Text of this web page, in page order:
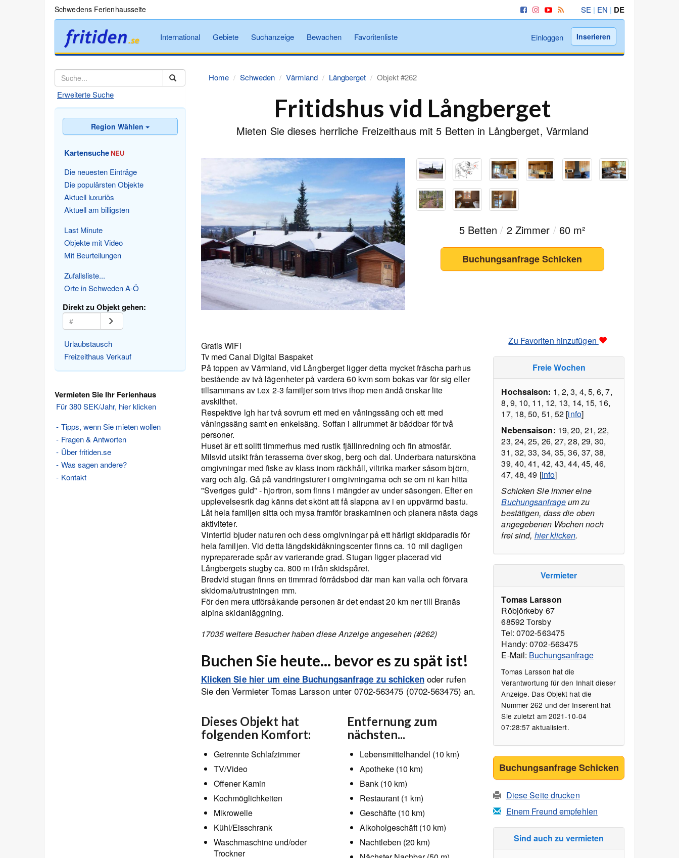
Schwedens Ferienhausseite SE | EN | DE
International Gebiete Suchanzeige Bewachen Favoritenliste Einloggen Inserieren
Erweiterte Suche
Region Wählen
KartensucheNEU
Die neuesten Einträge
Die populärsten Objekte
Aktuell luxuriös
Aktuell am billigsten
Last Minute
Objekte mit Video
Mit Beurteilungen
Zufallsliste...
Orte in Schweden A-Ö
Direkt zu Objekt gehen:
Urlaubstausch
Freizeithaus Verkauf
Vermieten Sie Ihr Ferienhaus
Für 380 SEK/Jahr, hier klicken
Tipps, wenn Sie mieten wollen
Fragen & Antworten
Über fritiden.se
Was sagen andere?
Kontakt
Home Schweden Värmland Långberget Objekt #262
Fritidshus vid Långberget
Mieten Sie dieses herrliche Freizeithaus mit 5 Betten in Långberget, Värmland
5 Betten/ 2 Zimmer /60 m²
Buchungsanfrage Schicken
Gratis WiFi
Tv med Canal Digital Baspaket
På toppen av Värmland, vid Långberget ligger detta mycket fräscha parhus
bestående av två lägenheter på vardera 60 kvm som bokas var för sig eller
tillsammans av t.ex 2-3 familjer som trivs ihop men ändå önskar lite
avskilthet.
Respektive lgh har två sovrum ett med en våningssäng och ett med
våningssäng samt en enkelsäng. Soffan i allrummet är bäddbar för två
personer.
Huset är ett solitt timmerhus med rustik fjällinredning och fin atmosfär.
Milsvid utsikt från terasserna över skog, berg och dal. Underbara natursköna
omgivningar med fiske av klass inom räckhåll, viltrika marker såsom björn,
varg och älg. Gå på vandringsturer i omgivningarna och se om ni kan hitta
"Sveriges guld" - hjortron, som finns i mängder av under säsongen. Efter en
upplevelsesrik dag känns det skönt att få slappna av i en uppvärmd bastu.
Låt hela familjen sitta och mysa framför braskaminen och planera nästa dags
aktiviteter.
Vintertid bjuder naturen och dess omgivningar på ett härligt skidparadis för
hela familjen. Vid detta längdskidåkningscenter finns ca. 10 mil dagligen
nypreparerade spår av varierande grad. Stugan ligger placerad vid
Långbergets stugby ca. 800 m ifrån skidspåret.
Bredvid stugan finns en timmrad förrådsbod där man kan valla och förvara
skidorna/utrustningen mm.
För den mera utförsåkande personen är det endast 20 km ner till Branäs
alpina skidanläggning.
17035 weitere Besucher haben diese Anzeige angesehen (#262)
Buchen Sie heute... bevor es zu spät ist!
Klicken Sie hier um eine Buchungsanfrage zu schickenoder rufen
Sie den Vermieter Tomas Larsson unter 0702-563475 (0702-563475) an.
Dieses Objekt hat
folgenden Komfort:
Getrennte Schlafzimmer
TV/Video
Offener Kamin
Kochmöglichkeiten
Mikrowelle
Kühl/Eisschrank
Waschmaschine und/oder
Trockner
Entfernung zum
nächsten...
Lebensmittelhandel (10 km)
Apotheke (10 km)
Bank (10 km)
Restaurant (1 km)
Geschäfte (10 km)
Alkoholgeschäft (10 km)
Nachtleben (20 km)
Zu Favoriten hinzufügen
Freie Wochen
Hochsaison: 1, 2, 3, 4, 5, 6, 7,
8, 9, 10, 11, 12, 13, 14, 15, 16,
17, 18, 50, 51, 52 [info]
Nebensaison: 19, 20, 21, 22,
23, 24, 25, 26, 27, 28, 29, 30,
31, 32, 33, 34, 35, 36, 37, 38,
39, 40, 41, 42, 43, 44, 45, 46,
47, 48, 49 [info]
Schicken Sie immer eine
Buchungsanfrageum zu
bestätigen, dass die oben
angegebenen Wochen noch
frei sind, hier klicken.
Vermieter
Tomas Larsson
Röbjörkeby 67
68592 Torsby
Tel: 0702-563475
Handy: 0702-563475
E-Mail: Buchungsanfrage
Tomas Larsson hat die
Verantwortung für den Inhalt dieser
Anzeige. Das Objekt hat die
Nummer 262 und der Inserent hat
Sie zuletzt am 2021-10-04
07:28:57 aktualisiert.
Buchungsanfrage Schicken
Diese Seite drucken
Einem Freund empfehlen
Sind auch zu vermieten